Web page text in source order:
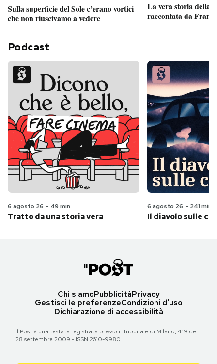
Sulla superficie del Sole c’erano vortici
che non riuscivamo a vedere
La vera storia della
raccontata da
Podcast
6 agosto 26 - 49 min
Tratto da una storia vera
6 agosto 26 - 241 min
Il diavolo sulle
Chi siamoPubblicitàPrivacy
Gestisci le preferenzeCondizioni d'uso
Dichiarazione di accessibilità
Il Post è una testata registrata presso il Tribunale di Milano, 419 del
28 settembre 2009 - ISSN 2610-9980